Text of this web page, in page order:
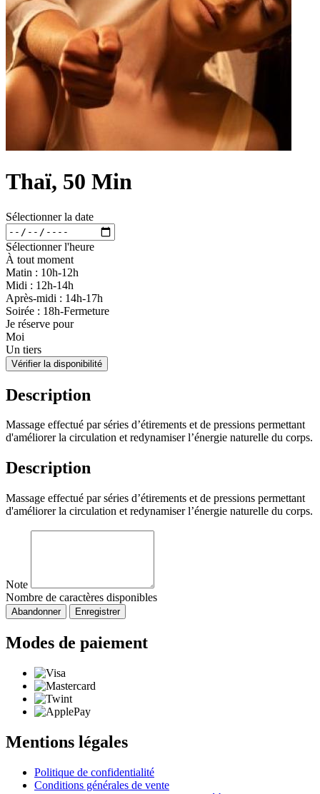
Thaï, 50 Min
Sélectionner la date
Sélectionner l'heure
À tout moment
Matin : 10h-12h
Midi : 12h-14h
Après-midi : 14h-17h
Soirée : 18h-Fermeture
Je réserve pour
Moi
Un tiers
Vérifier la disponibilité
Description
Massage effectué par séries d’étirements et de pressions permettant
d'améliorer la circulation et redynamiser l’énergie naturelle du corps.
Description
Massage effectué par séries d’étirements et de pressions permettant
d'améliorer la circulation et redynamiser l’énergie naturelle du corps.
Note
Nombre de caractères disponibles
Abandonner Enregistrer
Modes de paiement
Mentions légales
Politique de confidentialité
Conditions générales de vente